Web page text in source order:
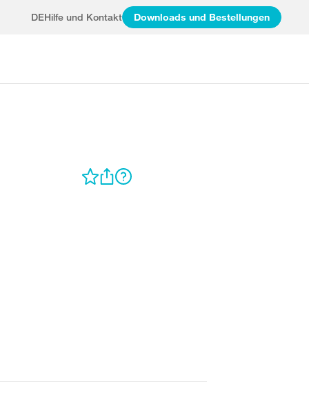
DEHilfe und Kontakt Downloads und Bestellungen